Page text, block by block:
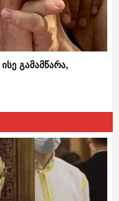
გამამწარა,